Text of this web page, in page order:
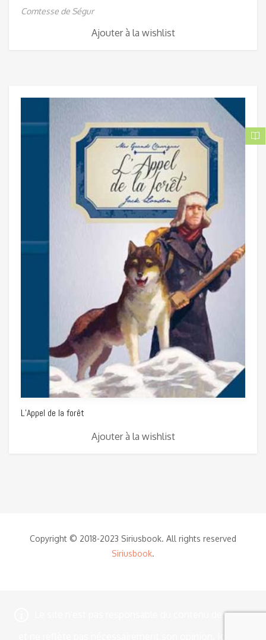
Comtesse de Ségur
Ajouter à la wishlist
L’Appel de la forêt
Ajouter à la wishlist
Copyright © 2018-2023 Siriusbook. All rights reserved
Siriusbook.
Le site n'est pas responsable du contenu des livres